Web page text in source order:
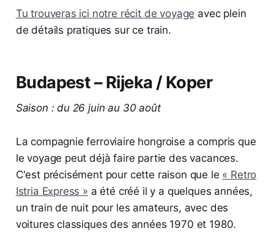
Tu trouveras ici notre récit de voyage avec plein
de détails pratiques sur ce train.
Budapest – Rijeka / Koper
Saison : du 26 juin au 30 août
La compagnie ferroviaire hongroise a compris que
le voyage peut déjà faire partie des vacances.
C'est précisément pour cette raison que le « Retro
Istria Express » a été créé il y a quelques années,
un train de nuit pour les amateurs, avec des
voitures classiques des années 1970 et 1980.